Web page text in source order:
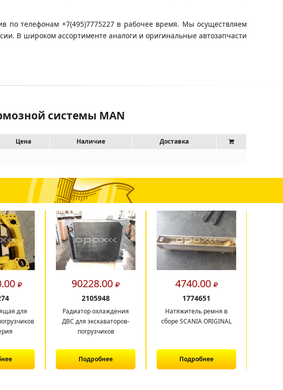
по телефонам +7(495)7775227 в рабочее время. Мы осуществляем
В широком ассортименте аналоги и оригинальные автозапчасти
системы MAN
Цена Наличие
Доставка
для
90228.00
2105948
Радиатор охлаждения
ДВС для экскаваторов-
погрузчиков
Подробнее
4740.00
1774651
Натяжитель ремня в
сборе SCANIA ORIGINAL
Подробнее